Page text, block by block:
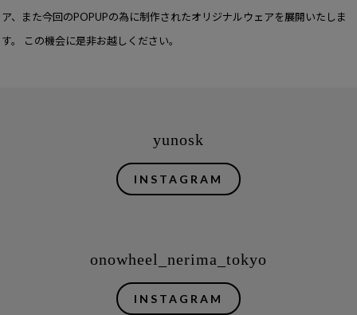
ア、また今回のPOPUPの為に制作されたオリジナルウェアを展開いたしま
す。
この機会に是非お越しください。
yunosk
INSTAGRAM
onowheel_nerima_tokyo
INSTAGRAM